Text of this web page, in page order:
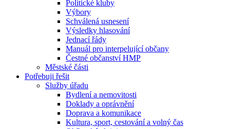
Politické kluby
Výbory
Schválená usnesení
Výsledky hlasování
Jednací řády
Manuál pro interpelující občany
Čestné občanství HMP
Městské části
Potřebuji řešit
Služby úřadu
Bydlení a nemovitosti
Doklady a oprávnění
Doprava a komunikace
Kultura, sport, cestování a volný čas